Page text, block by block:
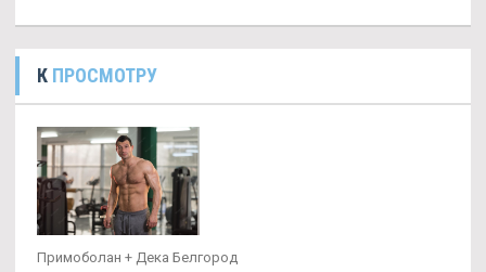
К ПРОСМОТРУ
Примоболан + Дека Белгород